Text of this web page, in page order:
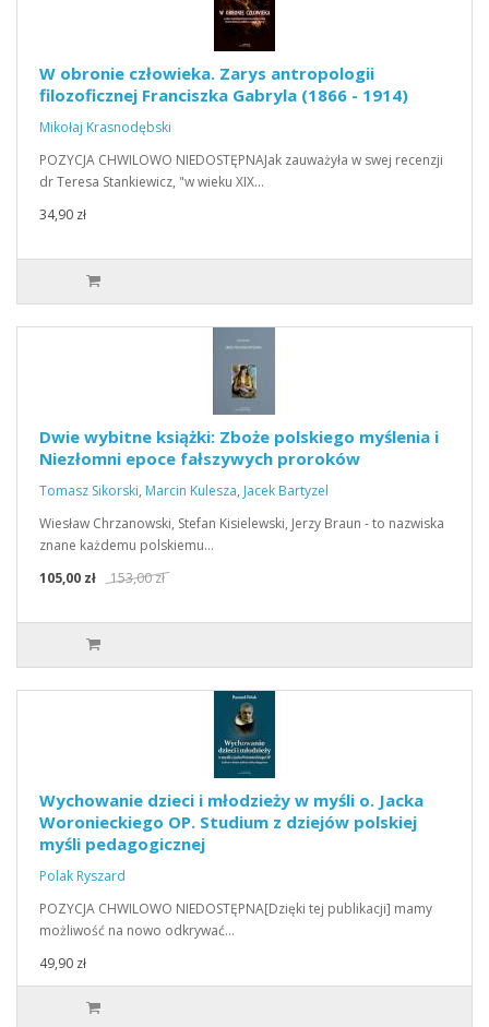
W obronie człowieka. Zarys antropologii
filozoficznej Franciszka Gabryla (1866 - 1914)
Mikołaj Krasnodębski
POZYCJA CHWILOWO NIEDOSTĘPNAJak zauważyła w swej recenzji
dr Teresa Stankiewicz, "w wieku XIX…
34,90 zł
Dwie wybitne książki: Zboże polskiego myślenia i
Niezłomni epoce fałszywych proroków
Tomasz Sikorski, Marcin Kulesza, Jacek Bartyzel
Wiesław Chrzanowski, Stefan Kisielewski, Jerzy Braun - to nazwiska
znane każdemu polskiemu…
105,00 zł
153,00 zł
Wychowanie dzieci i młodzieży w myśli o. Jacka
Woronieckiego OP. Studium z dziejów polskiej
myśli pedagogicznej
Polak Ryszard
POZYCJA CHWILOWO NIEDOSTĘPNA[Dzięki tej publikacji] mamy
możliwość na nowo odkrywać…
49,90 zł